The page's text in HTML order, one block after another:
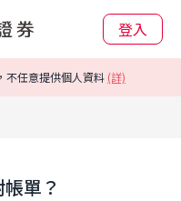
登入
不任意提供個人資料 (詳)
單？